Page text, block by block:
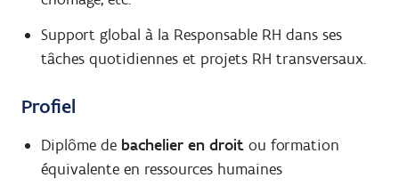
Support global à la Responsable RH dans ses
tâches quotidiennes et projets RH transversaux.
Profiel
Diplôme de bachelier en droitou formation
équivalente en ressources humaines